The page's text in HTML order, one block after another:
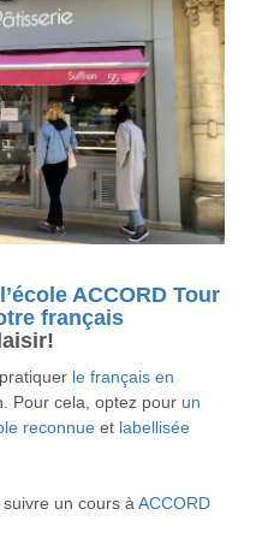
l’école ACCORD Tour
français
le français en
Pour cela, optez pour un
reconnue et labellisée
un cours à ACCORD